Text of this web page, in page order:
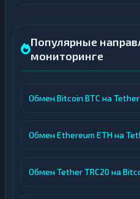
Популярные
мониторинге
Обмен Bitcoin BTC на Tether
Обмен Ethereum ETH на
Обмен Tether TRC20 на